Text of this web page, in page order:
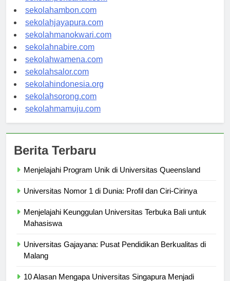
sekolahpontianak.com
sekolahambon.com
sekolahjayapura.com
sekolahmanokwari.com
sekolahnabire.com
sekolahwamena.com
sekolahsalor.com
sekolahindonesia.org
sekolahsorong.com
Menjelajahi Keunggulan Universitas Terbuka Bali untuk
Universitas Gajayana: Pusat Pendidikan Berkualitas di